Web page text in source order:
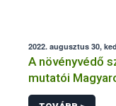
2022. augusztus 30,
A növényvédő
mutatói